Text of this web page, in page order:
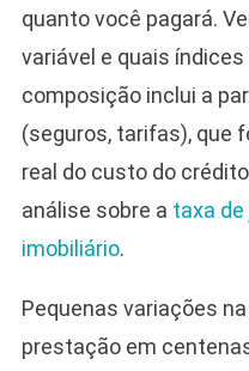
quanto você pagará.
variável e quais
composição inclui a
(seguros, tarifas), que
real do custo do
análise sobre a taxa
imobiliário.
Pequenas variações
prestação em